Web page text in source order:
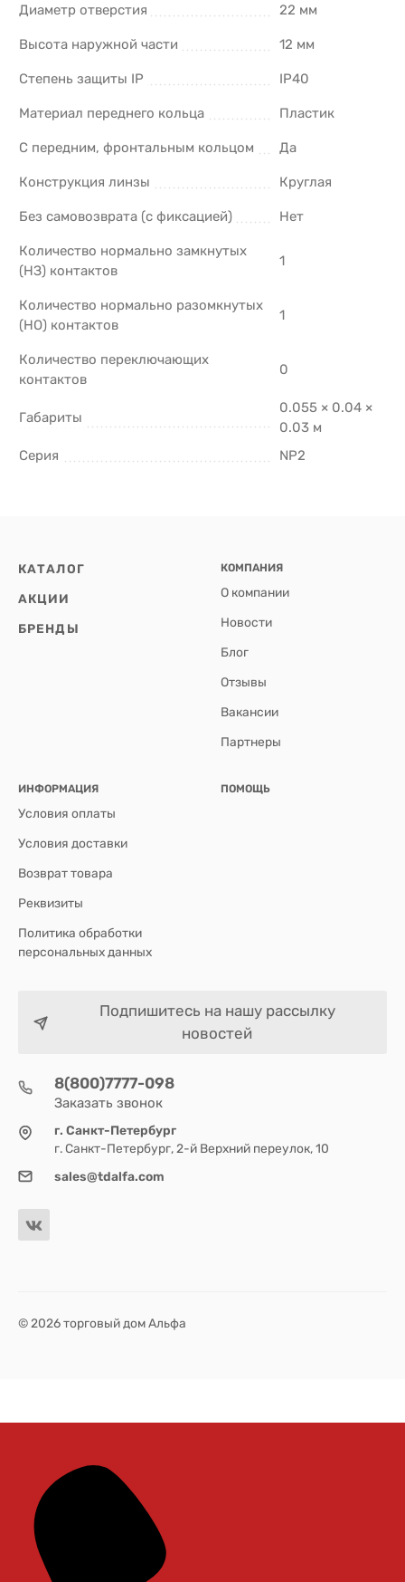
Диаметр отверстия 22 мм
Высота наружной части 12 мм
Степень защиты IP IP40
Материал переднего кольца Пластик
С передним, фронтальным кольцом Да
Конструкция линзы Круглая
Без самовозврата (с фиксацией) Нет
Количество нормально замкнутых
(НЗ) контактов
1
Количество нормально разомкнутых
(НО) контактов
1
Количество переключающих
контактов
0
Габариты
0.055 × 0.04 ×
0.03 м
Серия
NP2
КАТАЛОГ
АКЦИИ
БРЕНДЫ
КОМПАНИЯ
О компании
Новости
Блог
Отзывы
Вакансии
Партнеры
ИНФОРМАЦИЯ
Условия оплаты
Условия доставки
Возврат товара
Реквизиты
Политика обработки
персональных данных
ПОМОЩЬ
Подпишитесь на нашу рассылку
новостей
8(800)7777-098
Заказать звонок
г. Санкт-Петербург
г. Санкт-Петербург, 2-й Верхний переулок, 10
sales@tdalfa.com
© 2026 торговый дом Альфа